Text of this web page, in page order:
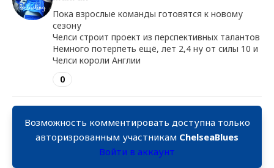
Пока взрослые команды готовятся к новому
сезону
Челси строит проект из перспективных талантов
Немного потерпеть ещё, лет 2,4 ну от силы 10 и
Челси короли Англии
0
Возможность комментировать доступна только
авторизрованным участникам ChelseaBlues
Войти в аккаунт